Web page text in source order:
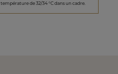
de 32/34 °C dans un cadre.